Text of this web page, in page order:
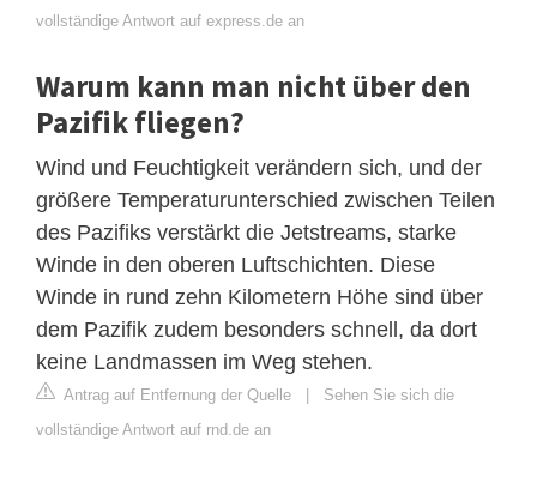
vollständige Antwort auf express.de an
Warum kann man nicht über den
Pazifik fliegen?
Wind und Feuchtigkeit verändern sich, und der
größere Temperaturunterschied zwischen Teilen
des Pazifiks verstärkt die Jetstreams, starke
Winde in den oberen Luftschichten. Diese
Winde in rund zehn Kilometern Höhe sind über
dem Pazifik zudem besonders schnell, da dort
keine Landmassen im Weg stehen.
Antrag auf Entfernung der Quelle | Sehen Sie sich die
vollständige Antwort auf rnd.de an